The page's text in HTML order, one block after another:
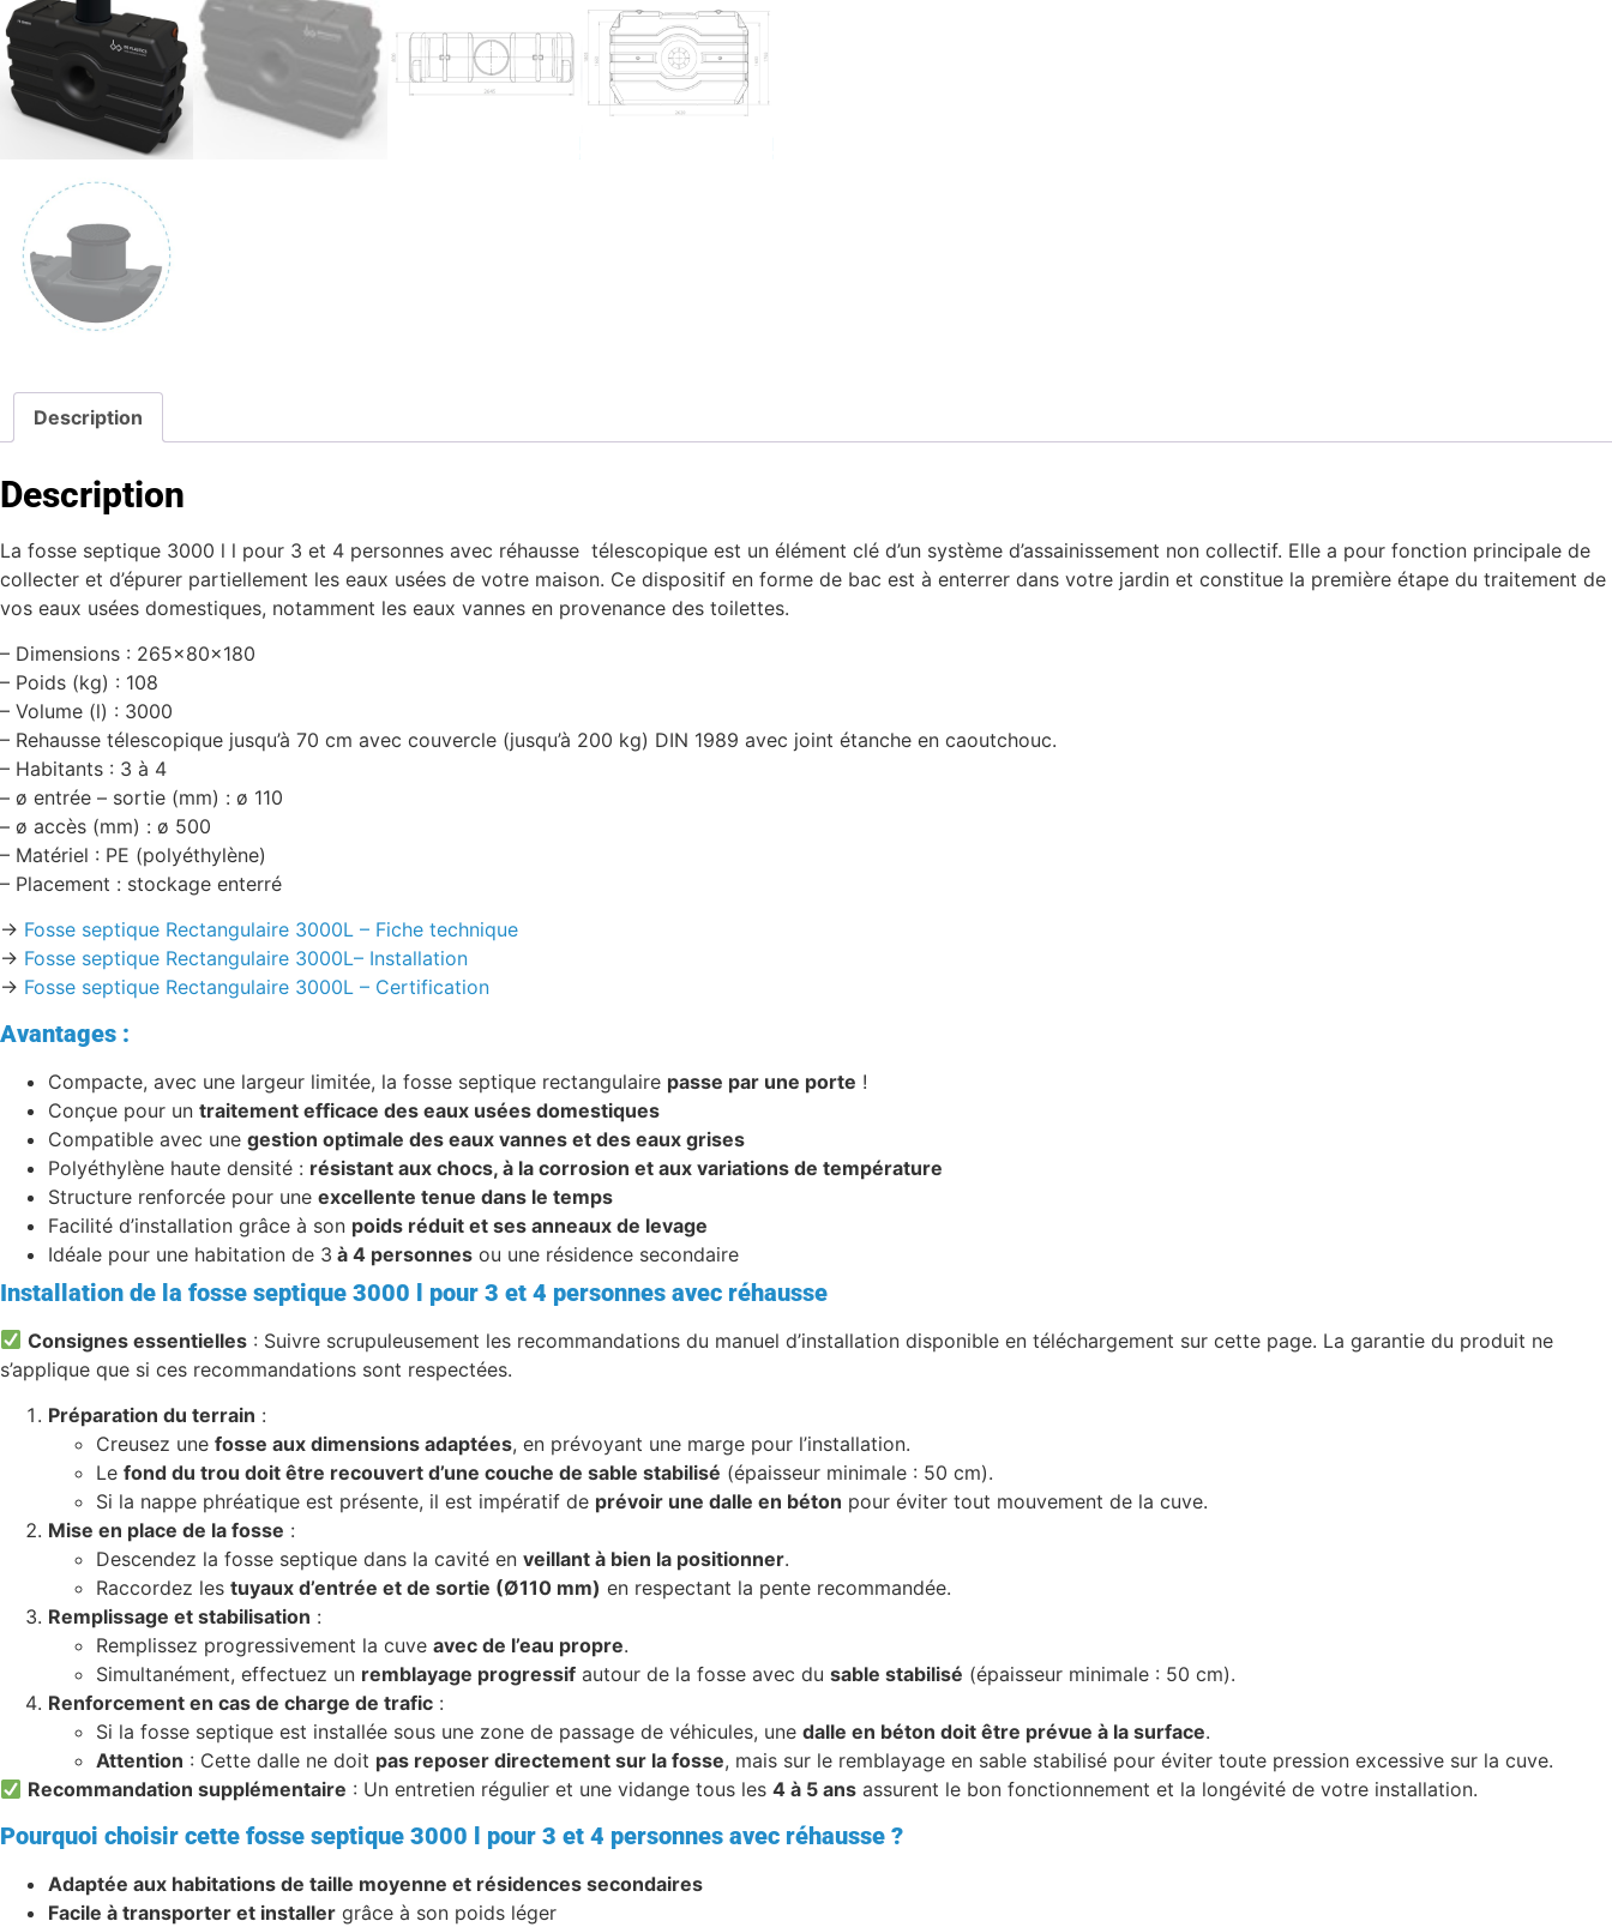
Description
Description
La fosse septique 3000 l l pour 3 et 4 personnes avec réhausse télescopique est un élément clé d’un système d’assainissement non collectif. Elle a pour fonction principale de
collecter et d’épurer partiellement les eaux usées de votre maison. Ce dispositif en forme de bac est à enterrer dans votre jardin et constitue la première étape du traitement de
vos eaux usées domestiques, notamment les eaux vannes en provenance des toilettes.
– Dimensions : 265x80x180
– Poids (kg) : 108
– Volume (l) : 3000
– Rehausse télescopique jusqu’à 70 cm avec couvercle (jusqu’à 200 kg) DIN 1989 avec joint étanche en caoutchouc.
– Habitants : 3 à 4
– ø entrée – sortie (mm) : ø 110
– ø accès (mm) : ø 500
– Matériel : PE (polyéthylène)
– Placement : stockage enterré
-> Fosse septique Rectangulaire 3000L – Fiche technique
-> Fosse septique Rectangulaire 3000L– Installation
-> Fosse septique Rectangulaire 3000L – Certification
Avantages :
Compacte, avec une largeur limitée, la fosse septique rectangulaire passe par une porte !
Conçue pour un traitement efficace des eaux usées domestiques
Compatible avec une gestion optimale des eaux vannes et des eaux grises
Polyéthylène haute densité : résistant aux chocs, à la corrosion et aux variations de température
Structure renforcée pour une excellente tenue dans le temps
Facilité d’installation grâce à son poids réduit et ses anneaux de levage
Idéale pour une habitation de 3 à 4 personnes ou une résidence secondaire
Installation de la fosse septique 3000 l pour 3 et 4 personnes avec réhausse
Consignes essentielles : Suivre scrupuleusement les recommandations du manuel d’installation disponible en téléchargement sur cette page. La garantie du produit ne
s’applique que si ces recommandations sont respectées.
Préparation du terrain :
Creusez une fosse aux dimensions adaptées, en prévoyant une marge pour l’installation.
Le fond du trou doit être recouvert d’une couche de sable stabilisé (épaisseur minimale : 50 cm).
Si la nappe phréatique est présente, il est impératif de prévoir une dalle en béton pour éviter tout mouvement de la cuve.
Mise en place de la fosse :
Descendez la fosse septique dans la cavité en veillant à bien la positionner.
Raccordez les tuyaux d’entrée et de sortie (Ø110 mm) en respectant la pente recommandée.
Remplissage et stabilisation :
Remplissez progressivement la cuve avec de l’eau propre.
Simultanément, effectuez un remblayage progressif autour de la fosse avec du sable stabilisé (épaisseur minimale : 50 cm).
Renforcement en cas de charge de trafic :
Si la fosse septique est installée sous une zone de passage de véhicules, une dalle en béton doit être prévue à la surface.
Attention : Cette dalle ne doit pas reposer directement sur la fosse, mais sur le remblayage en sable stabilisé pour éviter toute pression excessive sur la cuve.
Recommandation supplémentaire : Un entretien régulier et une vidange tous les4 à 5 ans assurent le bon fonctionnement et la longévité de votre installation.
Pourquoi choisir cette fosse septique 3000 l pour 3 et 4 personnes avec réhausse ?
Adaptée aux habitations de taille moyenne et résidences secondaires
Facile à transporter et installer grâce à son poids léger